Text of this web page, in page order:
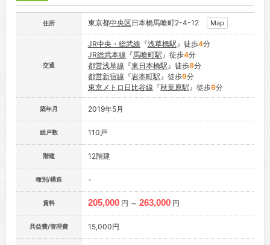
住所 東京都中央区日本橋馬喰町2-4-12 Map
交通
JR中央・総武線 『浅草橋駅』徒歩4分
JR総武本線 『馬喰町駅』徒歩4分
都営浅草線 『東日本橋駅』徒歩8分
都営新宿線 『岩本町駅』徒歩9分
東京メトロ日比谷線 『秋葉原駅』徒歩9分
築年月 2019年5月
総戸数 110戸
階建 12階建
種別/構造 -
賃料 205,000 円 ～ 263,000 円
共益費/管理費 15,000円